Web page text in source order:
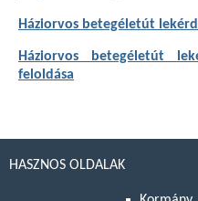
Háziorvos betegéletút
Háziorvos betegéletút
feloldása
HASZNOS OLDALAK